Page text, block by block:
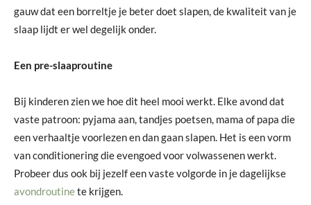
gauw dat een borreltje je beter doet slapen, de kwaliteit van je
slaap lijdt er wel degelijk onder.
Een pre-slaaproutine
Bij kinderen zien we hoe dit heel mooi werkt. Elke avond dat
vaste patroon: pyjama aan, tandjes poetsen, mama of papa die
een verhaaltje voorlezen en dan gaan slapen. Het is een vorm
van conditionering die evengoed voor volwassenen werkt.
Probeer dus ook bij jezelf een vaste volgorde in je dagelijkse
avondroutinete krijgen.